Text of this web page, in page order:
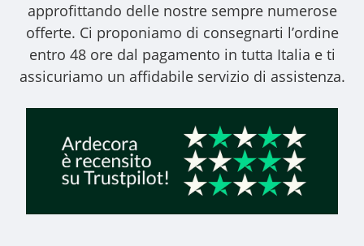
approfittando delle nostre sempre numerose
offerte. Ci proponiamo di consegnarti l’ordine
entro 48 ore dal pagamento in tutta Italia e ti
assicuriamo un affidabile servizio di assistenza.